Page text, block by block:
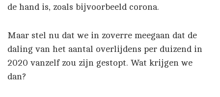
de hand is, zoals bijvoorbeeld corona.
Maar stel nu dat we in zoverre meegaan dat de
daling van het aantal overlijdens per duizend in
2020 vanzelf zou zijn gestopt. Wat krijgen we
dan?